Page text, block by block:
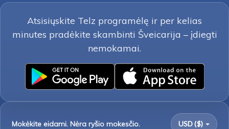
Atsisiųskite Telz programėlę ir per kelias
minutes pradėkite skambinti Šveicarija – įdiegti
nemokamai.
Mokėkite eidami. Nėra ryšio mokesčio. USD ($)